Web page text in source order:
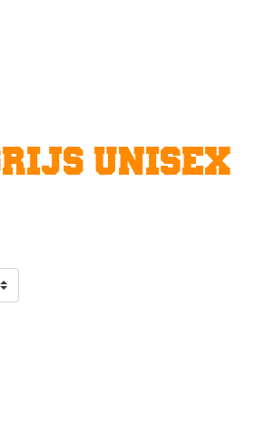
UNISEX